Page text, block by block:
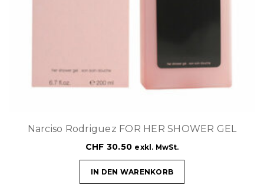
Narciso Rodriguez FOR HER SHOWER GEL
CHF 30.50 exkl. MwSt.
IN DEN WARENKORB